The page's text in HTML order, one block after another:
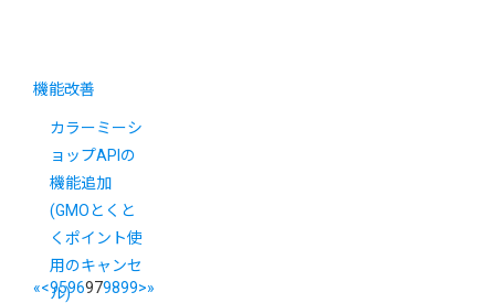
機能改善
カラーミーシ
ョップAPIの
機能追加
(GMOとくと
くポイント使
用のキャンセ
ル)
«<9596979899>»